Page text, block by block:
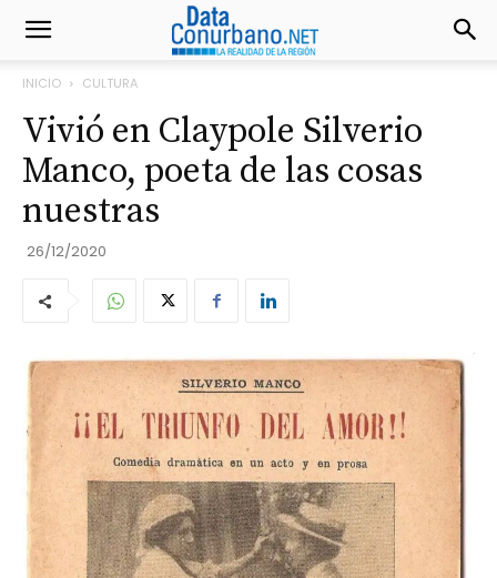
INICIO CULTURA
Vivió en Claypole Silverio
Manco, poeta de las cosas
nuestras
26/12/2020